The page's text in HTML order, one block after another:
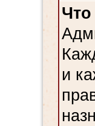
Что
и